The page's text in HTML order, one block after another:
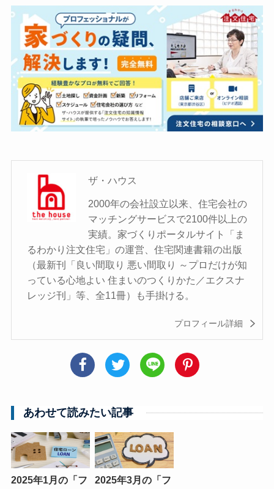
ザ・ハウス
2000年の会社設立以来、住宅会社の
マッチングサービスで2100件以上の
実績。家づくりポータルサイト「ま
るわかり注文住宅」の運営、住宅関連書籍の出版
（最新刊「良い間取り 悪い間取り ～プロだけが知
っている心地よい 住まいのつくりかた／エクスナ
レッジ刊」等、全11冊）も手掛ける。
プロフィール詳細
あわせて読みたい記事
2025年1月の「フ 2025年3月の「フ